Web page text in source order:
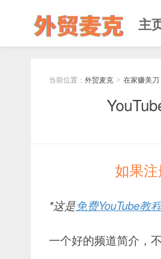
主
当前位置： 外贸麦克 > 在家赚美刀
如果
*这是免费YouTube教
一个好的频道简介，